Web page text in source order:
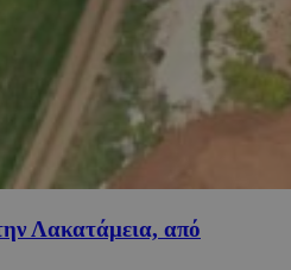
Λακατάμεια, από